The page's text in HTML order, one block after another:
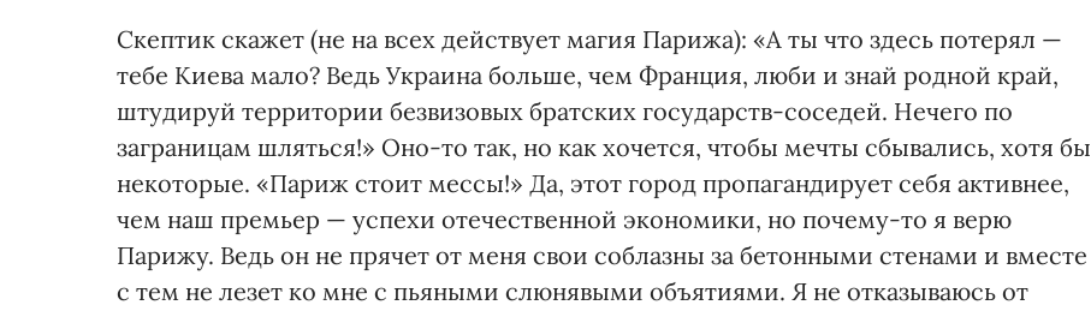
Скептик скажет (не на всех действует магия Парижа): «А ты что здесь потерял —
тебе Киева мало? Ведь Украина больше, чем Франция, люби и знай родной край,
штудируй территории безвизовых братских государств-соседей. Нечего по
заграницам шляться!» Оно-то так, но как хочется, чтобы мечты сбывались, хотя бы
некоторые. «Париж стоит мессы!» Да, этот город пропагандирует себя активнее,
чем наш премьер — успехи отечественной экономики, но почему-то я верю
Парижу. Ведь он не прячет от меня свои соблазны за бетонными стенами и вместе
с тем не лезет ко мне с пьяными слюнявыми объятиями. Я не отказываюсь от